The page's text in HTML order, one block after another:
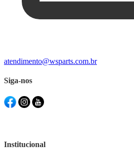
atendimento@wsparts.com.br
Siga-nos
Institucional